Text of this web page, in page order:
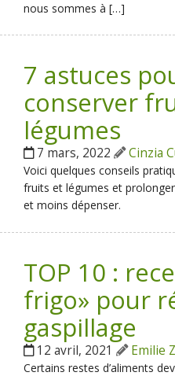
nous sommes à […]
7 astuces
conserver
légumes
7 mars, 2022 Cinzia
Voici quelques conseils
fruits et légumes et
et moins dépenser.
TOP 10 :
frigo» pour
gaspillage
12 avril, 2021 Emilie
Certains restes d’aliments